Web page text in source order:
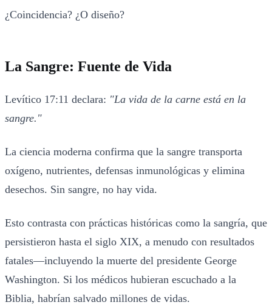
¿Coincidencia? ¿O diseño?
La Sangre: Fuente de Vida
Levítico 17:11 declara: "La vida de la carne está en la
sangre."
La ciencia moderna confirma que la sangre transporta
oxígeno, nutrientes, defensas inmunológicas y elimina
desechos. Sin sangre, no hay vida.
Esto contrasta con prácticas históricas como la sangría, que
persistieron hasta el siglo XIX, a menudo con resultados
fatales—incluyendo la muerte del presidente George
Washington. Si los médicos hubieran escuchado a la
Biblia, habrían salvado millones de vidas.